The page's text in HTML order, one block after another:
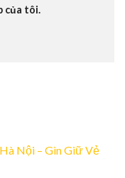
của tôi.
Nội – Gìn Giữ Vẻ